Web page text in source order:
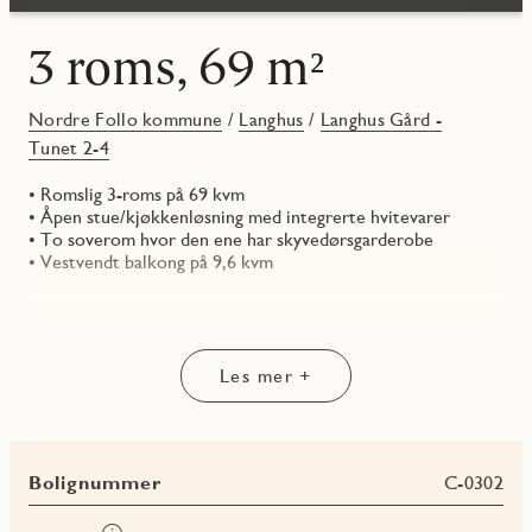
3 roms, 69 m²
Nordre Follo kommune / Langhus / Langhus Gård -
Tunet 2-4
• Romslig 3-roms på 69 kvm
• Åpen stue/kjøkkenløsning med integrerte hvitevarer
• To soverom hvor den ene har skyvedørsgarderobe
• Vestvendt balkong på 9,6 kvm
Les mer +
Bolignummer C-0302